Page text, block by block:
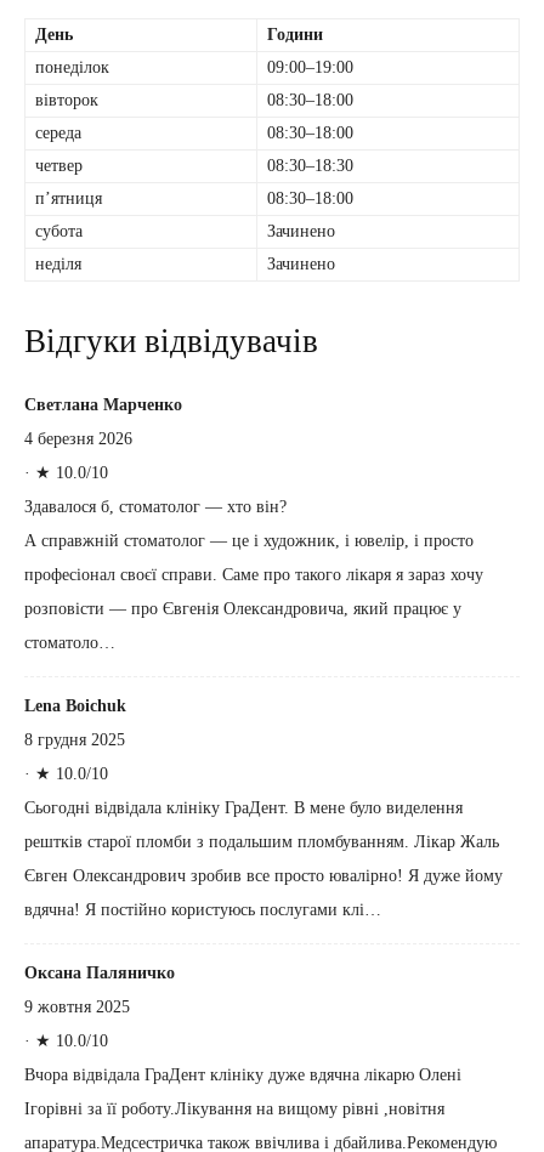
День
Години
понеділок
09:00–19:00
вівторок
08:30–18:00
середа
08:30–18:00
четвер
08:30–18:30
пʼятниця
08:30–18:00
субота
Зачинено
неділя
Зачинено
Відгуки відвідувачів
Светлана Марченко
4 березня 2026
· ★ 10.0/10
Здавалося б, стоматолог — хто він?
А справжній стоматолог — це і художник, і ювелір, і просто
професіонал своєї справи. Саме про такого лікаря я зараз хочу
розповісти — про Євгенія Олександровича, який працює у
стоматоло…
Lena Boichuk
8 грудня 2025
· ★ 10.0/10
Сьогодні відвідала клініку ГраДент. В мене було виделення
рештків старої пломби з подальшим пломбуванням. Лікар Жаль
Євген Олександрович зробив все просто ювалірно! Я дуже йому
вдячна! Я постійно користуюсь послугами клі…
Оксана Паляничко
9 жовтня 2025
· ★ 10.0/10
Вчора відвідала ГраДент клініку дуже вдячна лікарю Олені
Ігорівні за її роботу.Лікування на вищому рівні ,новітня
апаратура.Медсестричка також ввічлива і дбайлива.Рекомендую